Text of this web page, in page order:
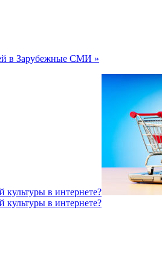
в Зарубежные СМИ »
культуры в интернете?
культуры в интернете?